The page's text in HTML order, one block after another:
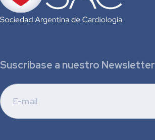
Suscribase a nuestro Newsletter